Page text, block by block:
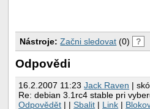
Nástroje: Začni sledovat (0) ?
Odpovědi
16.2.2007 11:23Jack Raven |
Re: debian 3.1rc4 stable pri
Odpovědět | |Sbalit | Link |